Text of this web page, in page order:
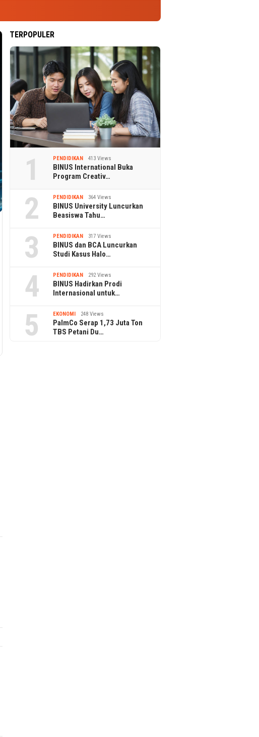
TERPOPULER
1 PENDIDIKAN 413 Views
BINUS International Buka
Program Creativ…
2 PENDIDIKAN 364 Views
BINUS University Luncurkan
Beasiswa Tahu…
3 PENDIDIKAN 317 Views
BINUS dan BCA Luncurkan
Studi Kasus Halo…
4 PENDIDIKAN 292 Views
BINUS Hadirkan Prodi
Internasional untuk…
5 EKONOMI 248 Views
PalmCo Serap 1,73 Juta Ton
TBS Petani Du…